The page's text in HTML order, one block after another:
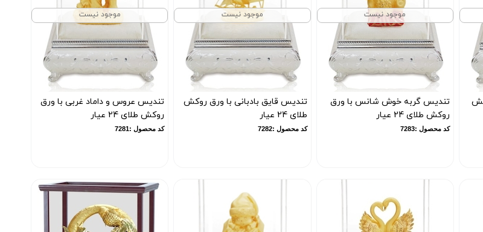
موجود نیست
تندیس گربه خوش شانس با ورق
روکش طلای 24 عیار
کد محصول :7283
موجود نیست
تندیس قایق بادبانی با ورق روکش
طلای 24 عیار
کد محصول :7282
موجود نیست
تندیس عروس و داماد غربی با ورق
روکش طلای 24 عیار
کد محصول :7281